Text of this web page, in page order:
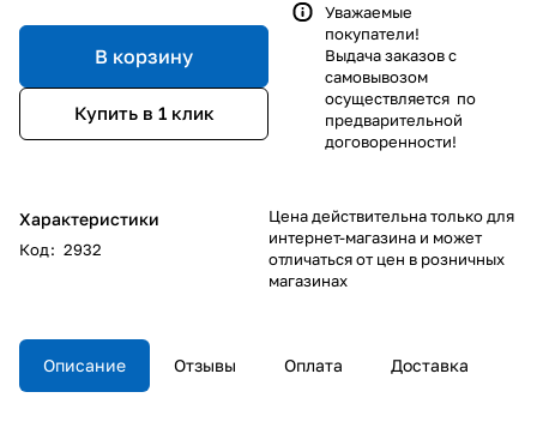
В корзину
Купить в 1 клик
Характеристики
Код: 2932
Уважаемые
покупатели!
Выдача заказов с
самовывозом
осуществляется по
предварительной
договоренности!
Цена действительна только для
интернет-магазина и может
отличаться от цен в розничных
магазинах
Описание Отзывы Оплата Доставка